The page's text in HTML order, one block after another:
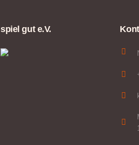
spiel gut e.V.